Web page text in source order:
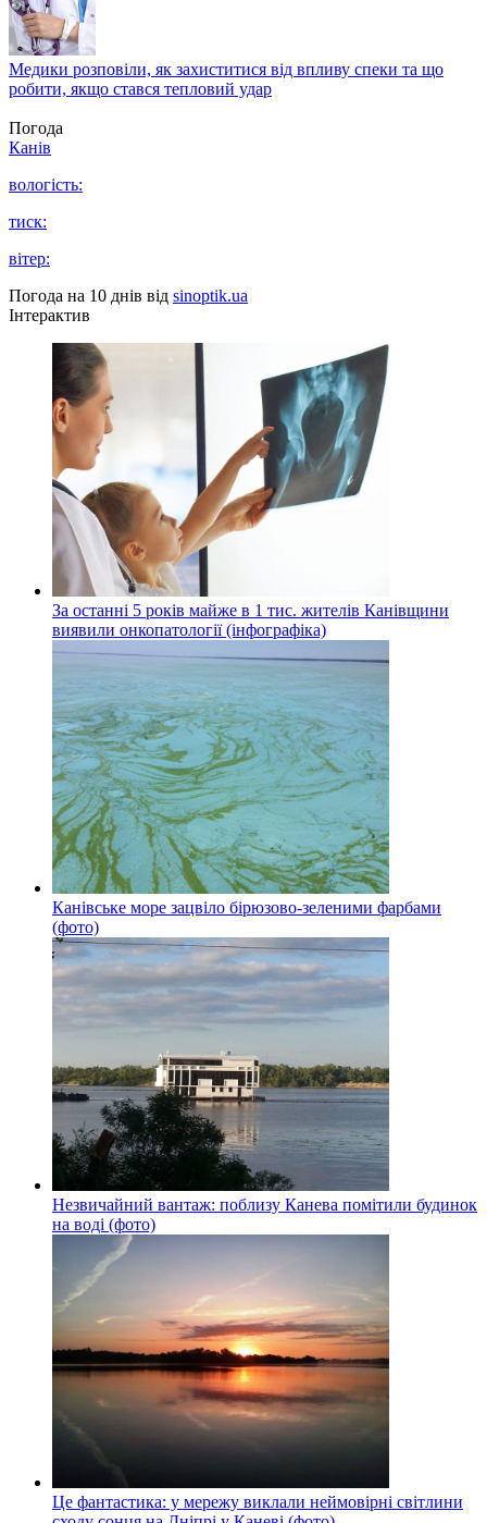
Медики розповіли, як захиститися від впливу спеки та що
робити, якщо стався тепловий удар
Погода
Канів
вологість:
тиск:
вітер:
Погода на 10 днів від sinoptik.ua
Інтерактив
За останні 5 років майже в 1 тис. жителів Канівщини
виявили онкопатології (інфографіка)
Канівське море зацвіло бірюзово-зеленими фарбами
(фото)
Незвичайний вантаж: поблизу Канева помітили будинок
на воді (фото)
Це фантастика: у мережу виклали неймовірні світлини